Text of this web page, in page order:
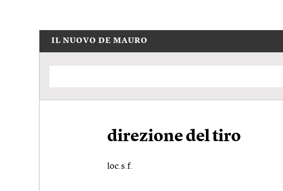
IL NUOVO DE MAURO
direzione del tiro
loc.s.f.